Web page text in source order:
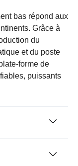
bas répond aux
Grâce à
du
et du poste
forme de
puissants